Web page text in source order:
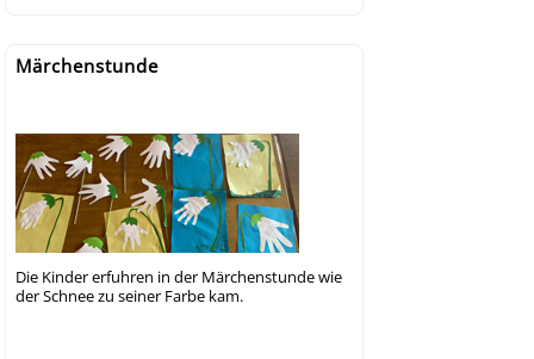
Märchenstunde
Die Kinder erfuhren in der Märchenstunde wie
der Schnee zu seiner Farbe kam.